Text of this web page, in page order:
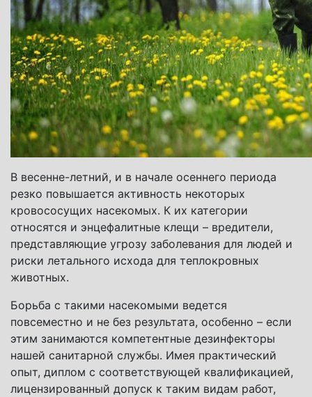
В весенне-летний, и в начале осеннего периода
резко повышается активность некоторых
кровососущих насекомых. К их категории
относятся и энцефалитные клещи – вредители,
представляющие угрозу заболевания для людей и
риски летального исхода для теплокровных
животных.
Борьба с такими насекомыми ведется
повсеместно и не без результата, особенно – если
этим занимаются компетентные дезинфекторы
нашей санитарной службы. Имея практический
опыт, диплом с соответствующей квалификацией,
лицензированный допуск к таким видам работ,